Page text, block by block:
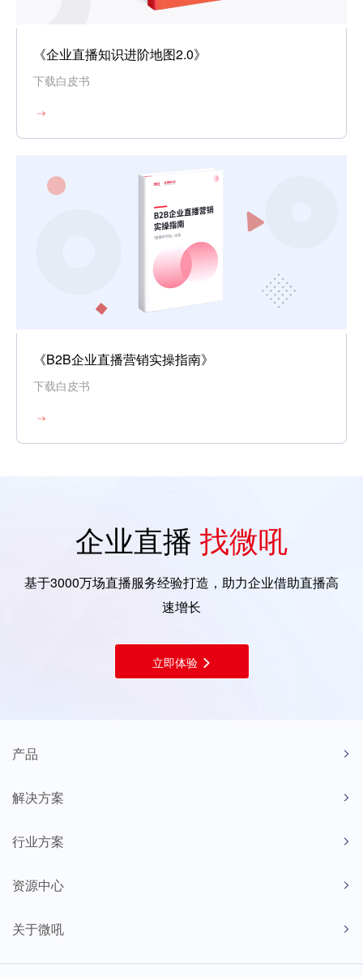
《企业直播知识进阶地图2.0》
下载白皮书
《B2B企业直播营销实操指南》
下载白皮书
企业直播 找微吼
基于3000万场直播服务经验打造，助力企业借助直播高
速增长
立即体验
产品
解决方案
行业方案
资源中心
关于微吼